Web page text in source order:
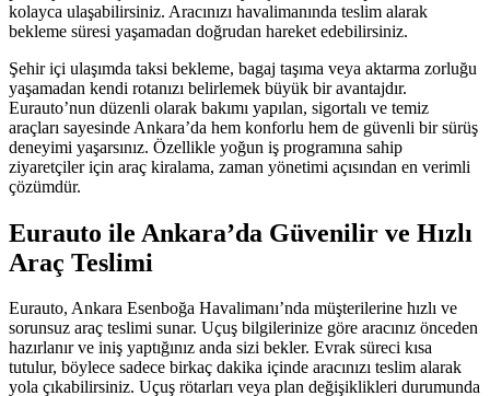
kolayca ulaşabilirsiniz. Aracınızı havalimanında teslim alarak
bekleme süresi yaşamadan doğrudan hareket edebilirsiniz.
Şehir içi ulaşımda taksi bekleme, bagaj taşıma veya aktarma zorluğu
yaşamadan kendi rotanızı belirlemek büyük bir avantajdır.
Eurauto’nun düzenli olarak bakımı yapılan, sigortalı ve temiz
araçları sayesinde Ankara’da hem konforlu hem de güvenli bir sürüş
deneyimi yaşarsınız. Özellikle yoğun iş programına sahip
ziyaretçiler için araç kiralama, zaman yönetimi açısından en verimli
çözümdür.
Eurauto ile Ankara’da Güvenilir ve Hızlı
Araç Teslimi
Eurauto, Ankara Esenboğa Havalimanı’nda müşterilerine hızlı ve
sorunsuz araç teslimi sunar. Uçuş bilgilerinize göre aracınız önceden
hazırlanır ve iniş yaptığınız anda sizi bekler. Evrak süreci kısa
tutulur, böylece sadece birkaç dakika içinde aracınızı teslim alarak
yola çıkabilirsiniz. Uçuş rötarları veya plan değişiklikleri durumunda